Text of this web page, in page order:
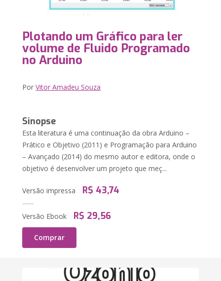
Plotando um Gráfico para ler
volume de Fluido Programado
no Arduino
PorVitor Amadeu Souza
Sinopse
Esta literatura é uma continuação da obra Arduino –
Prático e Objetivo (2011) e Programação para Arduino
– Avançado (2014) do mesmo autor e editora, onde o
objetivo é desenvolver um projeto que meç...
Versão impressa R$ 43,74
Versão Ebook R$ 29,56
Comprar